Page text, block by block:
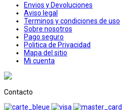
Envios y Devoluciones
Aviso legal
Terminos y condiciones de uso
Sobre nosotros
Pago seguro
Politica de Privacidad
Mapa del sitio
Mi cuenta
Contacto